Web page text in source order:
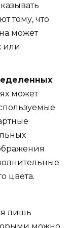
тому, что
может
или
может
цвета.
лишь
можно